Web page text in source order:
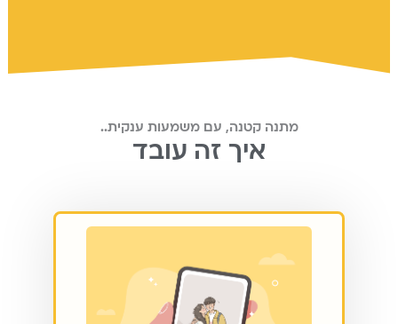
מתנה קטנה, עם משמעות ענקית..
איך זה עובד